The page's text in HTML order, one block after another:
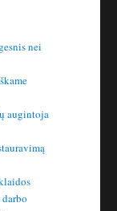
nei
augintoja